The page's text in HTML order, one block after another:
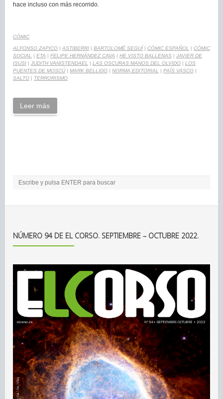
hace incluso con más recorrido.
CÓMIC
ALFONSO ZAPICO | ASTIBERRI | BARTOLOMÉ SEGUÍ | CÓMIC ESPAÑOL | CÓMIC
SOCIAL
| ETA | FELIPE HERNÁNDEZ CAVA | HE VISTO BALLENAS | JAVIER DE
ISUSI | JUDITH VANISTENDAEL | LAS OSCURAS MANOS DEL OLVIDO | LOS
PUENTES DE MOSCÚ | MARK BELLIDO | NORMA EDITORIAL | PAÍS VASCO |
SALTO | TERRORISMO
Leer más
NÚMERO 94 DE EL CORSO. SEPTIEMBRE – OCTUBRE 2022.